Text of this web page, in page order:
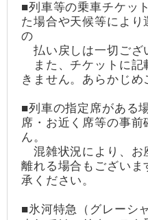
■列車等の乗車チケッ
た場合や天候等によ
の
払い戻しは一切ござ
また、チケットに記
きません。あらかじめ
■列車の指定席がある
席・お近く席等の事
ん。
混雑状況により、お
離れる場合もございま
承ください。
■氷河特急（グレーシ